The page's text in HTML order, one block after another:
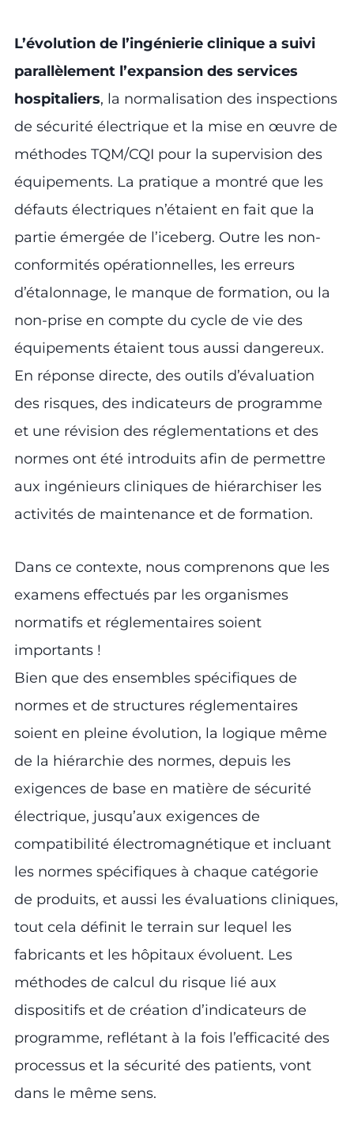
L’évolution de l’ingénierie clinique a suivi
parallèlement l’expansion des services
hospitaliers, la normalisation des inspections
de sécurité électrique et la mise en œuvre de
méthodes TQM/CQI pour la supervision des
équipements. La pratique a montré que les
défauts électriques n’étaient en fait que la
partie émergée de l’iceberg. Outre les non-
conformités opérationnelles, les erreurs
d’étalonnage, le manque de formation, ou la
non-prise en compte du cycle de vie des
équipements étaient tous aussi dangereux.
En réponse directe, des outils d’évaluation
des risques, des indicateurs de programme
et une révision des réglementations et des
normes ont été introduits afin de permettre
aux ingénieurs cliniques de hiérarchiser les
activités de maintenance et de formation.
Dans ce contexte, nous comprenons que les
examens effectués par les organismes
normatifs et réglementaires soient
importants !
Bien que des ensembles spécifiques de
normes et de structures réglementaires
soient en pleine évolution, la logique même
de la hiérarchie des normes, depuis les
exigences de base en matière de sécurité
électrique, jusqu’aux exigences de
compatibilité électromagnétique et incluant
les normes spécifiques à chaque catégorie
de produits, et aussi les évaluations cliniques,
tout cela définit le terrain sur lequel les
fabricants et les hôpitaux évoluent. Les
méthodes de calcul du risque lié aux
dispositifs et de création d’indicateurs de
programme, reflétant à la fois l’efficacité des
processus et la sécurité des patients, vont
dans le même sens.